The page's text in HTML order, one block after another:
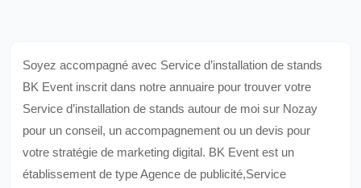
Soyez accompagné avec Service d’installation de stands
BK Event inscrit dans notre annuaire pour trouver votre
Service d’installation de stands autour de moi sur Nozay
pour un conseil, un accompagnement ou un devis pour
votre stratégie de marketing digital. BK Event est un
établissement de type Agence de publicité,Service